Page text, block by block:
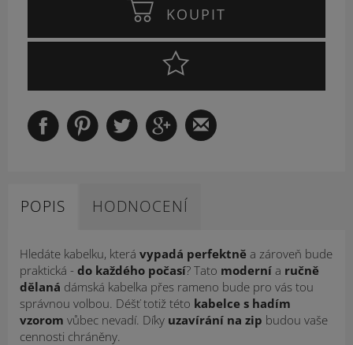
KOUPIT
POPIS HODNOCENÍ
Hledáte kabelku, která vypadá perfektně a zároveň bude
praktická - do každého počasí? Tato moderní a ručně
dělaná dámská kabelka přes rameno bude pro vás tou
správnou volbou. Déšť totiž této kabelce s hadím
vzorom vůbec nevadí. Díky uzavírání na zip budou vaše
cennosti chráněny.